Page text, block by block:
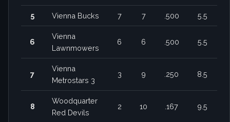
5 Vienna Bucks 7 7 .500 5.5
6
Vienna
Lawnmowers
6 6 .500 5.5
7
Vienna
Metrostars 3
3 9 .250 8.5
8
Woodquarter
Red Devils
2 10 .167 9.5